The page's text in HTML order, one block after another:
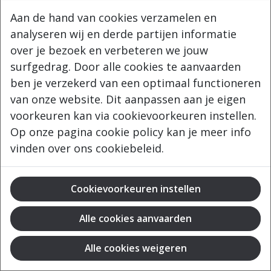
Home
Onze bieren
Over ons
Verkooppunten
Waar drinken
Meer
Contact
Wettelijk
Cookie policy
Cookie-instellingen
website created by digicreate.be
Aan de hand van cookies verzamelen en
analyseren wij en derde partijen informatie
over je bezoek en verbeteren we jouw
surfgedrag. Door alle cookies te aanvaarden
ben je verzekerd van een optimaal functioneren
van onze website. Dit aanpassen aan je eigen
voorkeuren kan via cookievoorkeuren instellen.
Op onze pagina cookie policy kan je meer info
vinden over ons cookiebeleid.
Cookievoorkeuren instellen
Alle cookies weigeren